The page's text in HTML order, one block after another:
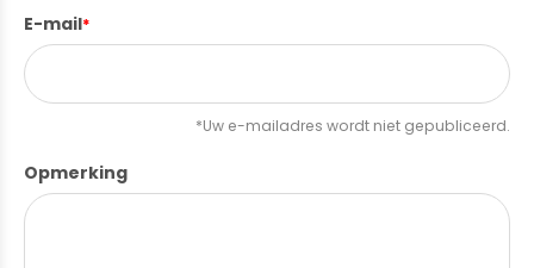
E-mail*
*Uw e-mailadres wordt niet gepubliceerd.
Opmerking